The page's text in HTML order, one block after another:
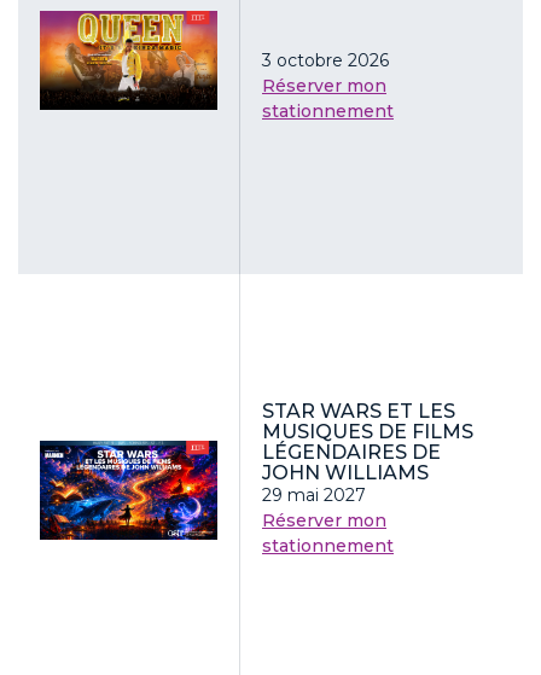
3 octobre 2026
Réserver mon
stationnement
STAR WARS ET LES
MUSIQUES DE FILMS
LÉGENDAIRES DE
JOHN WILLIAMS
29 mai 2027
Réserver mon
stationnement